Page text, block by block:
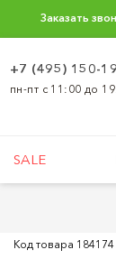
Заказать
+7 (495) 150-
пн-пт с 11:00 до
SALE
Код товара 184174